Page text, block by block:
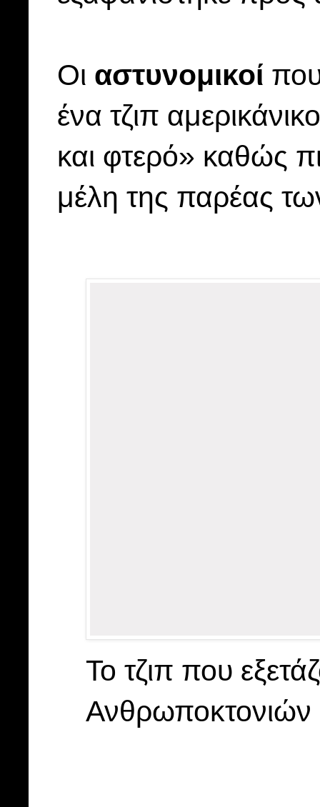
Οι αστυνομικοί
ένα τζιπ
και φτερό» καθώς
μέλη της παρέας
Το τζιπ που
Ανθρωποκτονιών